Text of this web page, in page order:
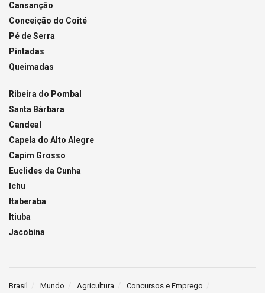
Cansanção
Conceição do Coité
Pé de Serra
Pintadas
Queimadas
Ribeira do Pombal
Santa Bárbara
Candeal
Capela do Alto Alegre
Capim Grosso
Euclides da Cunha
Ichu
Itaberaba
Itiuba
Jacobina
Brasil Mundo Agricultura Concursos e Emprego